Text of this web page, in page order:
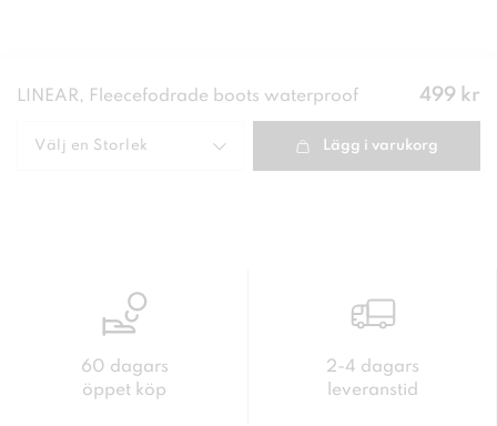
LINEAR, Fleecefodrade boots waterproof Pris:
499 kr
Välj en Storlek Lägg i varukorg
60 dagars
öppet köp
2-4 dagars
leveranstid